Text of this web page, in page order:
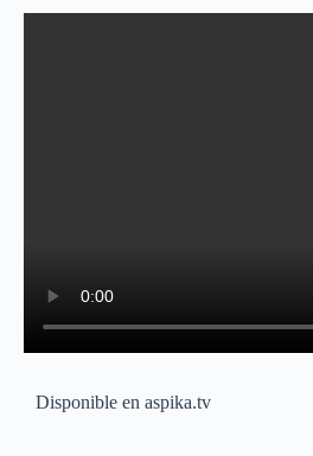
Disponible en aspika.tv